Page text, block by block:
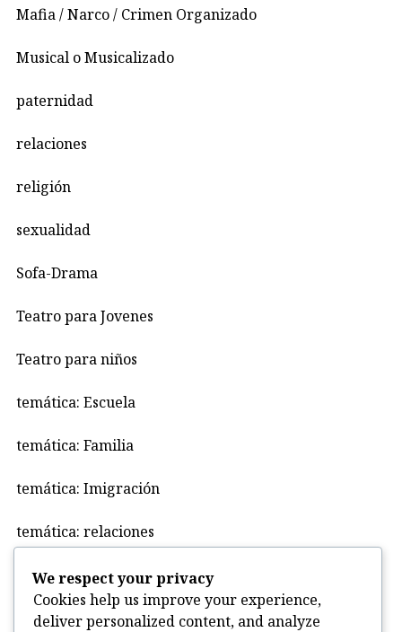
Mafia / Narco / Crimen Organizado
Musical o Musicalizado
paternidad
relaciones
religión
sexualidad
Sofa-Drama
Teatro para Jovenes
Teatro para niños
temática: Escuela
temática: Familia
temática: Imigración
temática: relaciones
Uncategorized
violencia
We respect your privacy
Cookies help us improve your experience,
deliver personalized content, and analyze